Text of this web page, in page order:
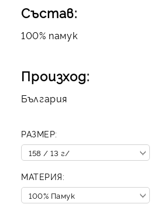
Състав:
100% памук
Произход:
България
РАЗМЕР:
МАТЕРИЯ: